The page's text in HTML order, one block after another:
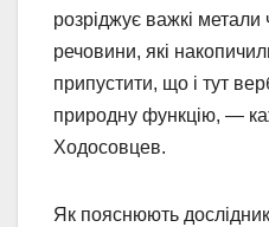
розріджує важкі метали
речовини, які
припустити, що і тут
природну функцію, —
Ходосовцев.
Як пояснюють